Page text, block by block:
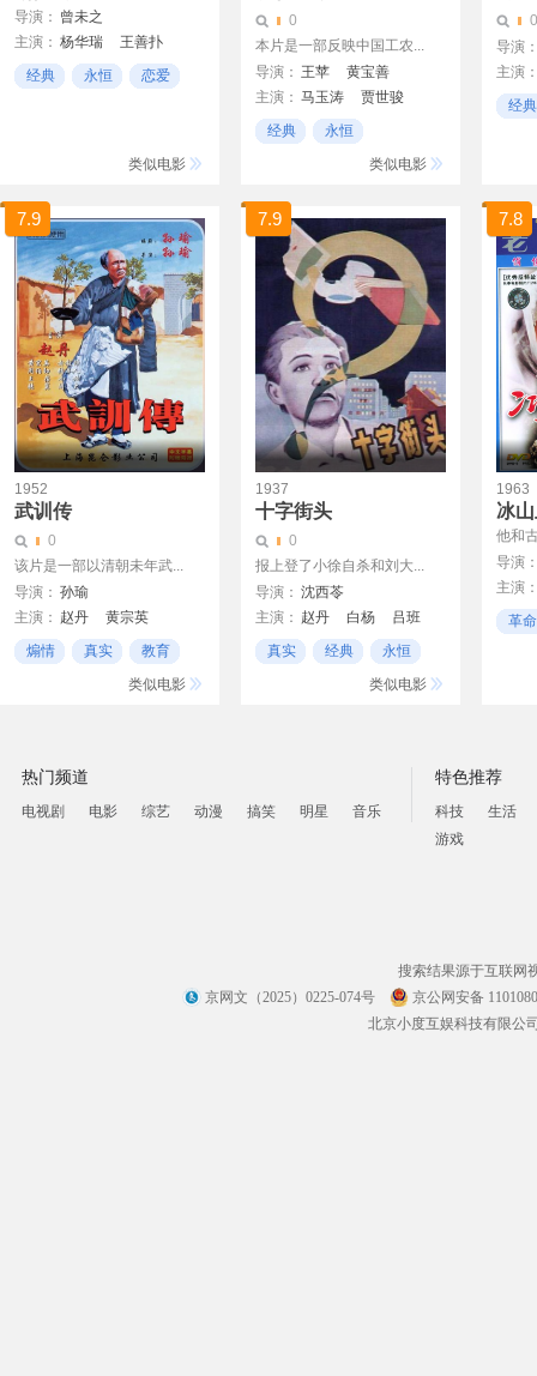
导演： 曾未之
主演： 杨华瑞
王善扑
马林经典 永恒 恋爱
类似电影
0
本片是一部反映中国工农...
导演： 王苹
黄宝善
主演： 马玉涛
贾世骏
马国光
王克正
经典
永恒
类似电影
0
导演
主演
经典
7.9
1952
武训传
0
该片是一部以清朝未年武...
导演： 孙瑜
主演： 赵丹
黄宗英
周伯勋
张翼 吴茵
煽情 真实
教育
类似电影
7.9
1937
十字街头
0
报上登了小徐自杀和刘大...
导演： 沈西苓
主演： 赵丹 白杨
吕班
真实
经典
永恒
类似电影
7.8
1963
冰
他和
导演
主演
恩和
革
热门频道
电视剧 电影 综艺 动漫 搞笑 明星 音乐
特色推荐
科技
生活
游戏
搜索结果源于互联网
京网文（2025）0225-074号
京公网安备
北京小度互娱科技有限公